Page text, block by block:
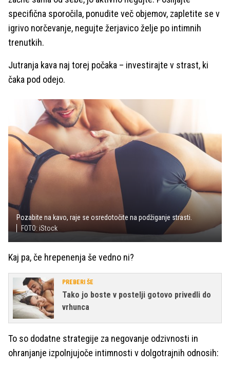
specifična sporočila, ponudite več objemov, zapletite se v
igrivo norčevanje, negujte žerjavico želje po intimnih
trenutkih.
Jutranja kava naj torej počaka – investirajte v strast, ki
čaka pod odejo.
Pozabite na kavo, raje se osredotočite na podžiganje strasti.
FOTO: iStock
Kaj pa, če hrepenenja še vedno ni?
PREBERI ŠE
Tako jo boste v postelji gotovo privedli do
vrhunca
To so dodatne strategije za negovanje odzivnosti in
ohranjanje izpolnjujoče intimnosti v dolgotrajnih odnosih: